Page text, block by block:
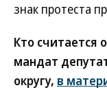
знак протеста
Кто считается
мандат
округу, в